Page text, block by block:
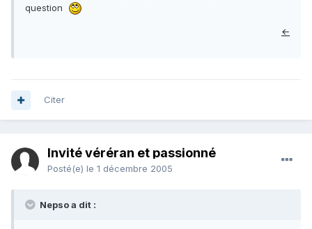
question
←
Citer
Invité véréran et passionné
Posté(e) le 1 décembre 2005
Nepso a dit :